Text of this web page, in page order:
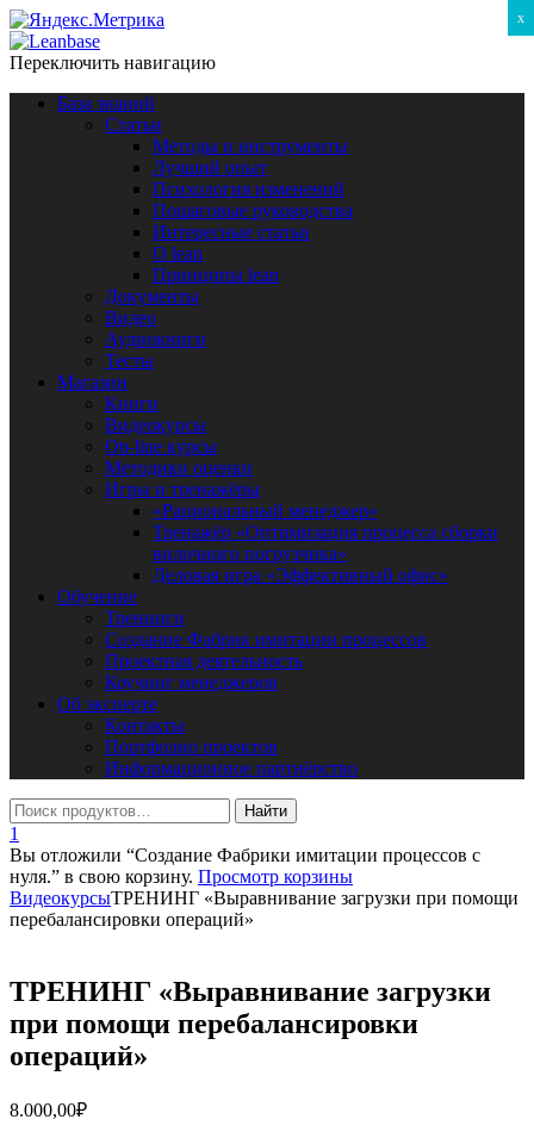
Переключить навигацию
База знаний
Статьи
Методы и инструменты
Лучший опыт
Психология изменений
Пошаговые руководства
Интересные статьи
O lean
Принципы lean
Документы
Видео
Аудиокниги
Тесты
Магазин
Книги
Видеокурсы
On-line курсы
Методики оценки
Игры и тренажёры
«Рациональный менеджер»
Тренажёр «Оптимизация процесса сборки
вилочного погрузчика»
Деловая игра «Эффективный офис»
Обучение
Тренинги
Создание Фабрик имитации процессов
Проектная деятельность
Коучинг менеджеров
Об эксперте
Контакты
Портфолио проектов
Информационное партнёрство
1
Вы отложили “Создание Фабрики имитации процессов с
нуля.” в свою корзину. Просмотр корзины
ВидеокурсыТРЕНИНГ «Выравнивание загрузки при помощи
перебалансировки операций»
ТРЕНИНГ «Выравнивание загрузки
при помощи перебалансировки
операций»
8.000,00₽
x